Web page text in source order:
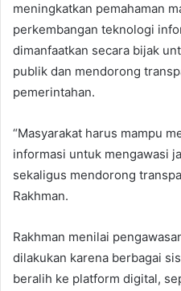
meningkatkan pemahaman
perkembangan teknologi
dimanfaatkan secara bijak
publik dan mendorong
pemerintahan.
“Masyarakat harus mampu
informasi untuk mengawasi
sekaligus mendorong
Rakhman.
Rakhman menilai
dilakukan karena berbagai
beralih ke platform digital,